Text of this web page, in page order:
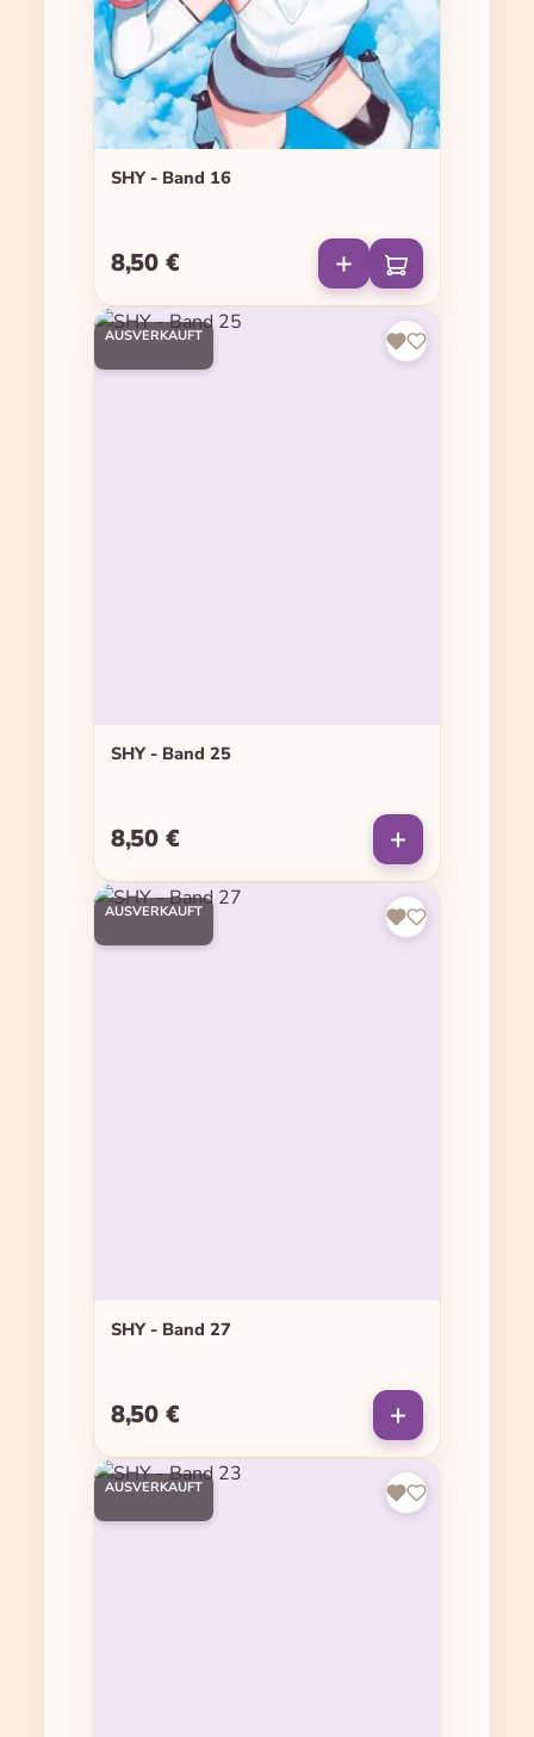
SHY - Band 16
Regulärer Preis:
8,50 €
AUSVERKAUFT
SHY - Band 25
Regulärer Preis:
8,50 €
AUSVERKAUFT
SHY - Band 27
Regulärer Preis:
8,50 €
AUSVERKAUFT